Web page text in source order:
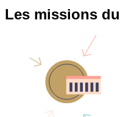
Les missions